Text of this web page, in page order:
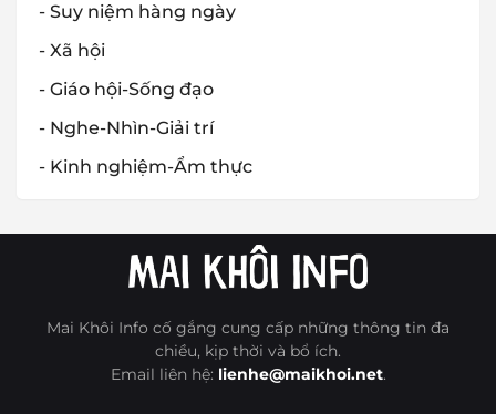
- Suy niệm hàng ngày
- Xã hội
- Giáo hội-Sống đạo
- Nghe-Nhìn-Giải trí
- Kinh nghiệm-Ẩm thực
Mai Khôi Info cố gắng cung cấp những thông tin đa
chiều, kịp thời và bổ ích.
Email liên hệ: lienhe@maikhoi.net.